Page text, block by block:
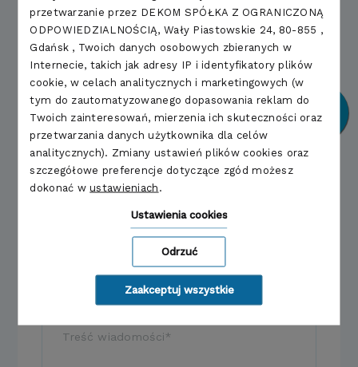
tel.0 801 022 103
Skontaktuj się
przetwarzanie przez DEKOM SPÓŁKA Z OGRANICZONĄ
ODPOWIEDZIALNOŚCIĄ, Wały Piastowskie 24, 80-855 ,
Gdańsk , Twoich danych osobowych zbieranych w
Internecie, takich jak adresy IP i identyfikatory plików
cookie, w celach analitycznych i marketingowych (w
tym do zautomatyzowanego dopasowania reklam do
Twoich zainteresowań, mierzenia ich skuteczności oraz
przetwarzania danych użytkownika dla celów
analitycznych). Zmiany ustawień plików cookies oraz
szczegółowe preferencje dotyczące zgód możesz
dokonać wustawieniach .
Ustawienia cookies
Odrzuć
Zaakceptuj wszystkie